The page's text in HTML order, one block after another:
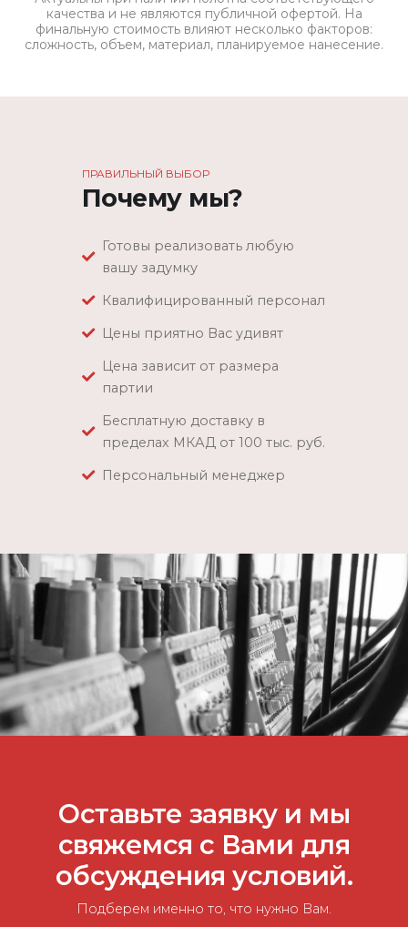
качества и не являются публичной офертой. На
финальную стоимость влияют несколько факторов:
сложность, объем, материал, планируемое нанесение.
ПРАВИЛЬНЫЙ ВЫБОР
Почему мы?
Готовы реализовать любую
вашу задумку
Квалифицированный персонал
Цены приятно Вас удивят
Цена зависит от размера
партии
Бесплатную доставку в
пределах МКАД от 100 тыс. руб.
Персональный менеджер
Оставьте заявку и мы
свяжемся с Вами для
обсуждения условий.
Подберем именно то, что нужно Вам.